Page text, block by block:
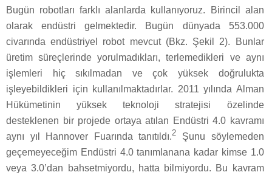
Bugün robotları farklı alanlarda kullanıyoruz. Birincil alan
olarak endüstri gelmektedir. Bugün dünyada 553.000
civarında endüstriyel robot mevcut (Bkz. Şekil 2). Bunlar
üretim süreçlerinde yorulmadıkları, terlemedikleri ve aynı
işlemleri hiç sıkılmadan ve çok yüksek doğrulukta
işleyebildikleri için kullanılmaktadırlar. 2011 yılında Alman
Hükümetinin yüksek teknoloji stratejisi özelinde
desteklenen bir projede ortaya atılan Endüstri 4.0 kavramı
aynı yıl Hannover Fuarında tanıtıldı.2 Şunu söylemeden
geçemeyeceğim Endüstri 4.0 tanımlanana kadar kimse 1.0
veya 3.0’dan bahsetmiyordu, hatta bilmiyordu. Bu kavram